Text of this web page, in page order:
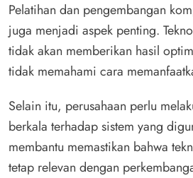
Pelatihan dan pengembangan
juga menjadi aspek penting.
tidak akan memberikan hasil
tidak memahami cara
Selain itu, perusahaan perlu
berkala terhadap sistem yang
membantu memastikan bahwa
tetap relevan dengan